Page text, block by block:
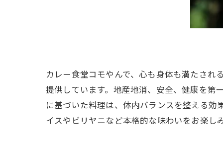
カレー食堂コモやんで、心も身体も満たさ
提供しています。地産地消、安全、健康を第
に基づいた料理は、体内バランスを整える
イスやビリヤニなど本格的な味わいをお楽し